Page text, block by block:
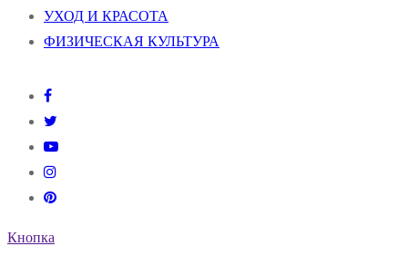
УХОД И КРАСОТА
ФИЗИЧЕСКАЯ КУЛЬТУРА
Кнопка